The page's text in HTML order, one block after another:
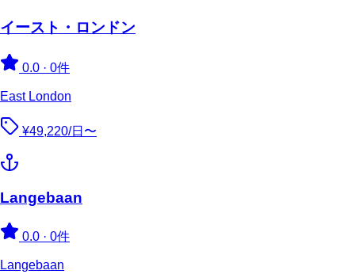
イースト・ロンドン
0.0 · 0件
East London
¥49,220/日〜
Langebaan
0.0 · 0件
Langebaan